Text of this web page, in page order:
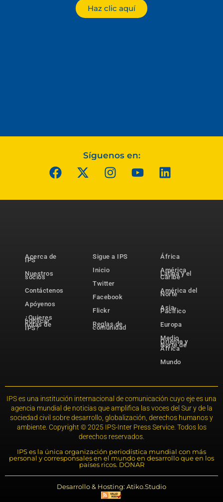
Haz clic aquí
Síguenos en:
Acerca de
IPS
Nuestros
socios
Contáctenos
Apóyenos
¿Quieres
publicar
notas de
IPS?
Sigue a IPS
Inicio
Twitter
Facebook
Flickr
Reglas de
comunidad
África
América
Latina y el
Caribe
América del
Norte
Asia-
Pacífico
Europa
Medio
Oriente y
Norte de
África
Mundo
IPS es una institución internacional de comunicación cuyo eje es una
agencia mundial de noticias que amplifica las voces del Sur y de la
sociedad civil sobre desarrollo, globalización, derechos humanos y
ambiente. Copyright © 2025 IPS-Inter Press Service. Todos los
derechos reservados.
IPS es la única organización periodística mundial con más
personal y corresponsales en el mundo en desarrollo que en los
países ricos. DONAR
Desarrollo & Hosting: Atiko.Studio